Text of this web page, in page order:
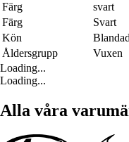
Färg
svart
Färg
Svart
Kön
Blandad
Åldersgrupp
Vuxen
Loading...
Loading...
Alla våra